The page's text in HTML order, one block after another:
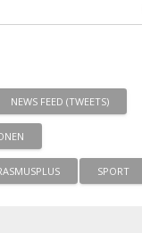
NEWS FEED (TWEETS)
SPORT